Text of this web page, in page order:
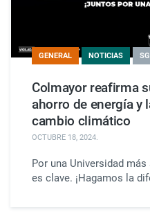
GENERAL NOTICIAS
Colmayor reafirma
ahorro de energía y
cambio climático
OCTUBRE 18, 2024.
Por una Universidad
es clave. ¡Hagamos la